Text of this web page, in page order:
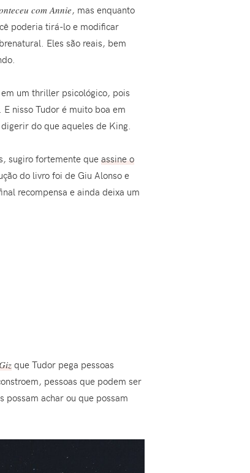
com Annie, mas enquanto
poderia tirá-lo e modificar
Eles são reais, bem
um thriller psicológico, pois
nisso Tudor é muito boa em
do que aqueles de King.
sugiro fortemente que assine o
do livro foi de Giu Alonso e
recompensa e ainda deixa um
que Tudor pega pessoas
pessoas que podem ser
possam achar ou que possam